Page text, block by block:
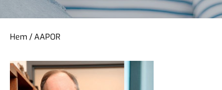
Hem /AAPOR